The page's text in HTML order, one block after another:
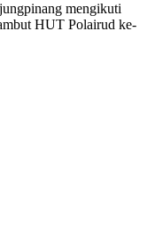
mengikuti
HUT Polairud ke-